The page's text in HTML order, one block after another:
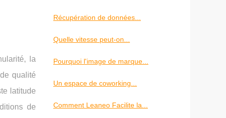
la
qualité
latitude
de
Récupération de données...
Quelle vitesse peut-on...
Pourquoi l'image de marque...
Un espace de coworking...
Comment Leaneo Facilite la...